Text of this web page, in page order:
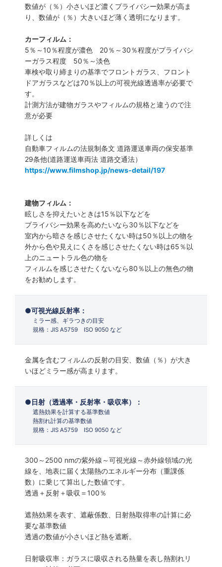
数値が（％）小さいほど濃くプライバシー効果が高ま
り、数値が（％）大きいほど薄く透明になります。
カーフィルム：
5％～10％程度が濃色 20％～30％程度がプライバシ
ーガラス程度 50％～淡色
車検や取り締まりの基準でフロントガラス、フロント
ドアガラスなどは70％以上の可視光線透過率が必要で
す。
計測方法が建物ガラスやフィルムの規格と違うので注
意が必要
詳しくは
自動車フィルムの法規制条文 道路運送車両の保安基準
29条他(道路運送車両法 道路交通法）
https://www.filmshop.jp/news-detail/197
建物フィルム：
眩しさを抑えたいときは15％以下などを
プライバシー効果を高めたいなら30％以下などを
室内から暗さを感じさせたくない時は50％以上の物を
外から色や見えにくさを感じさせたくない時は65％以
上のニュートラル色の物を
フィルムを感じさせたくないなら80％以上の無色の物
をお勧めします。
可視光線反射率：
ミラー感、ギラつきの目安
規格：JIS A5759 ISO 9050 など
金属を含むフィルムの反射の目安、数値（％）が大き
いほどミラー感が高まります。
日射（透過率・反射率・吸収率）：
遮熱効果を計算する基準数値
熱割れ計算の基準数値
規格：JIS A5759 ISO 9050 など
300～2500 nmの紫外線～可視光線～赤外線領域の光
線を、地表に届く太陽熱のエネルギー分布（重課係
数）に乗じて算出した数値です。
透過＋反射＋吸収＝100％
遮熱効果を表す、遮蔽係数、日射熱取得率の計算に必
要な基準数値
透過の数値が小さいほど熱を遮断。
日射吸収率：ガラスに吸収される熱量を表し熱割れリ